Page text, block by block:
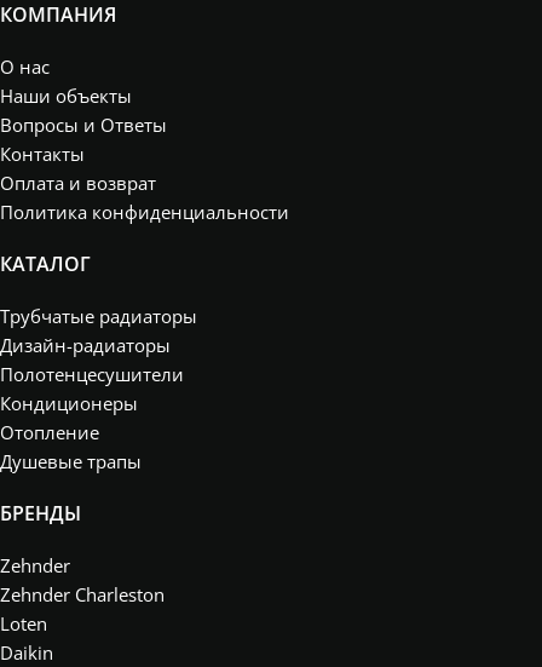
КОМПАНИЯ
О нас
Наши объекты
Вопросы и Ответы
Контакты
Оплата и возврат
Политика конфиденциальности
КАТАЛОГ
Трубчатые радиаторы
Дизайн-радиаторы
Полотенцесушители
Кондиционеры
Отопление
Душевые трапы
БРЕНДЫ
Zehnder
Zehnder Charleston
Loten
Daikin